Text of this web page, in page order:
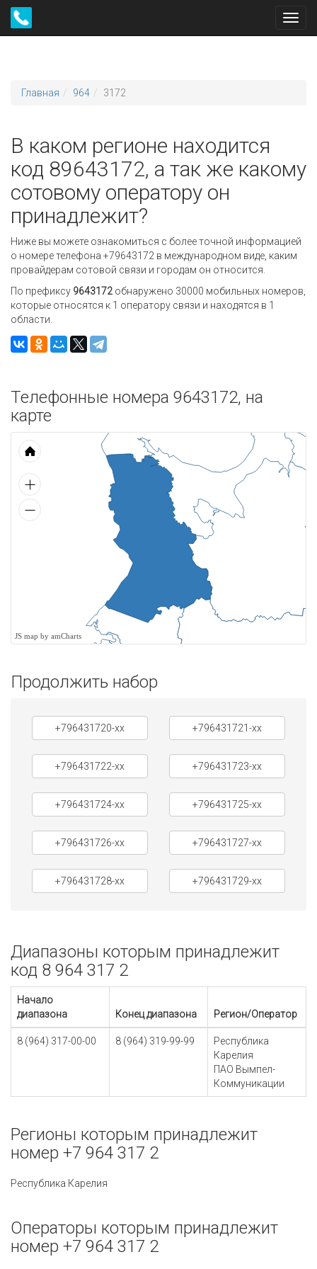
Главная 964 3172
В каком регионе находится
код 89643172, а так же какому
сотовому оператору он
принадлежит?
Ниже вы можете ознакомиться с более точной информацией
о номере телефона +79643172 в международном виде, каким
провайдерам сотовой связи и городам он относится.
По префиксу 9643172 обнаружено 30000 мобильных номеров,
которые относятся к 1 оператору связи и находятся в 1
области.
Телефонные номера 9643172, на
карте
JS map by amCharts
Продолжить набор
+796431720-xx +796431721-xx
+796431722-xx +796431723-xx
+796431724-xx +796431725-xx
+796431726-xx +796431727-xx
+796431728-xx +796431729-xx
Диапазоны которым принадлежит
код 8 964 317 2
Начало
диапазона
Конец диапазона Регион/Оператор
8 (964) 317-00-00 8 (964) 319-99-99
Республика
Карелия
ПАО Вымпел-
Коммуникации
Регионы которым принадлежит
номер +7 964 317 2
Республика Карелия
Операторы которым принадлежит
номер +7 964 317 2